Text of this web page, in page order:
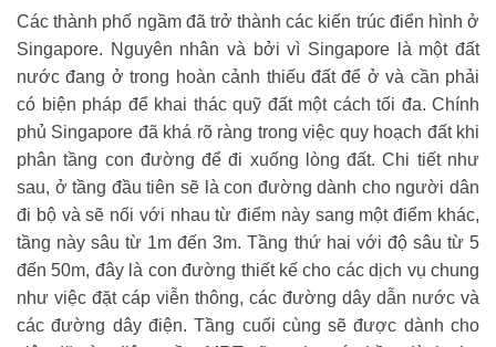
Các thành phố ngầm đã trở thành các kiến trúc điển hình ở
Singapore. Nguyên nhân và bởi vì Singapore là một đất
nước đang ở trong hoàn cảnh thiếu đất để ở và cần phải
có biện pháp để khai thác quỹ đất một cách tối đa. Chính
phủ Singapore đã khá rõ ràng trong việc quy hoạch đất khi
phân tầng con đường để đi xuống lòng đất. Chi tiết như
sau, ở tầng đầu tiên sẽ là con đường dành cho người dân
đi bộ và sẽ nối với nhau từ điểm này sang một điểm khác,
tầng này sâu từ 1m đến 3m. Tầng thứ hai với độ sâu từ 5
đến 50m, đây là con đường thiết kế cho các dịch vụ chung
như việc đặt cáp viễn thông, các đường dây dẫn nước và
các đường dây điện. Tầng cuối cùng sẽ được dành cho